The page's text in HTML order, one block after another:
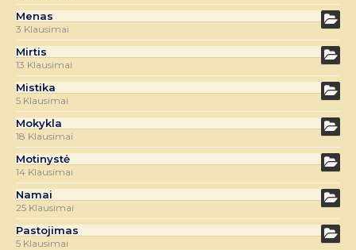
Menas
3 Klausimai
Mirtis
13 Klausimai
Mistika
5 Klausimai
Mokykla
18 Klausimai
Motinystė
14 Klausimai
Namai
25 Klausimai
Pastojimas
5 Klausimai